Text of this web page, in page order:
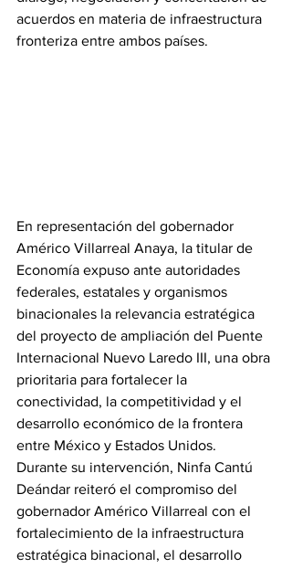
acuerdos en materia de infraestructura
fronteriza entre ambos países.
En representación del gobernador
Américo Villarreal Anaya, la titular de
Economía expuso ante autoridades
federales, estatales y organismos
binacionales la relevancia estratégica
del proyecto de ampliación del Puente
Internacional Nuevo Laredo III, una obra
prioritaria para fortalecer la
conectividad, la competitividad y el
desarrollo económico de la frontera
entre México y Estados Unidos.
Durante su intervención, Ninfa Cantú
Deándar reiteró el compromiso del
gobernador Américo Villarreal con el
fortalecimiento de la infraestructura
estratégica binacional, el desarrollo